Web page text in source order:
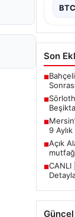
BTC
Son
■
■
■
9
■Açık
■CANLI
Güncel